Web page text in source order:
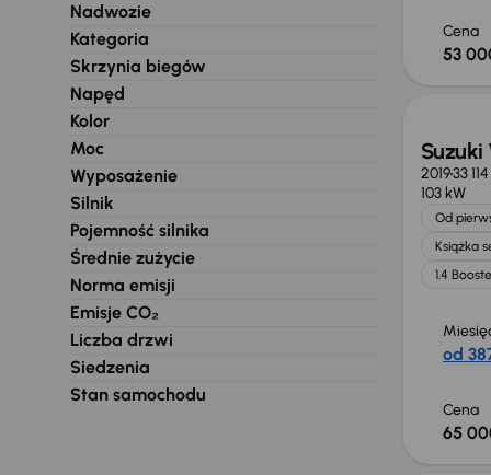
Nadwozie
Kategoria
Skrzynia biegów
Napęd
Kolor
Moc
Wyposażenie
Silnik
Pojemność silnika
Średnie zużycie
Norma emisji
Emisje CO₂
Liczba drzwi
Siedzenia
Stan samochodu
Cena
53
Suzuki
201933
103 kW
Od
Książka
1.4
od
Cena
65